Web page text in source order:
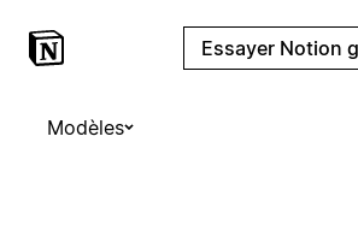
Essayer Notion
Modèles